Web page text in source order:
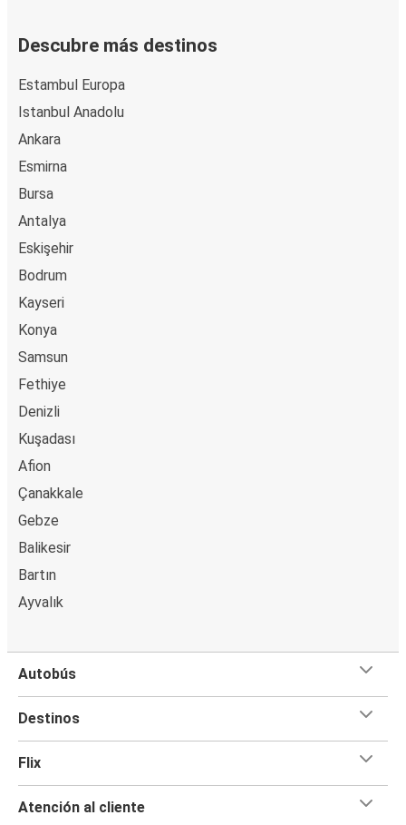
Descubre más destinos
Estambul Europa
Istanbul Anadolu
Ankara
Esmirna
Bursa
Antalya
Eskişehir
Bodrum
Kayseri
Konya
Samsun
Fethiye
Denizli
Kuşadası
Afion
Çanakkale
Gebze
Balikesir
Bartın
Ayvalık
Autobús
Destinos
Flix
Atención al cliente